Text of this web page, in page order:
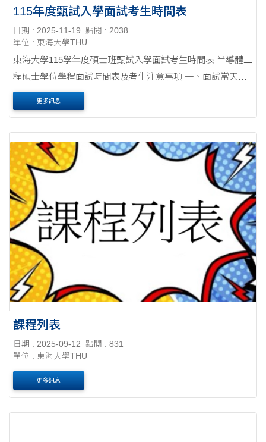
115年度甄試入學面試考生時間表
日期 : 2025-11-19
點閱 : 2038
單位 : 東海大學THU
東海大學115學年度碩士班甄試入學面試考生時間表 半導體工
程碩士學位學程面試時間表及考生注意事項 一、面試當天請
攜帶准考證及身分證明文件（如身分證、健保卡或駕照等）
二、報到地點：人文暨科技館 HT....
更多訊息
課程列表
日期 : 2025-09-12
點閱 : 831
單位 : 東海大學THU
更多訊息